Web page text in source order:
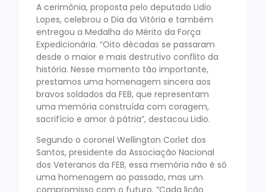
A cerimônia, proposta pelo deputado Lidio
Lopes, celebrou o Dia da Vitória e também
entregou a Medalha do Mérito da Força
Expedicionária. “Oito décadas se passaram
desde o maior e mais destrutivo conflito da
história. Nesse momento tão importante,
prestamos uma homenagem sincera aos
bravos soldados da FEB, que representam
uma memória construída com coragem,
sacrifício e amor à pátria”, destacou Lidio.
Segundo o coronel Wellington Corlet dos
Santos, presidente da Associação Nacional
dos Veteranos da FEB, essa memória não é só
uma homenagem ao passado, mas um
compromisso com o futuro. “Cada lição